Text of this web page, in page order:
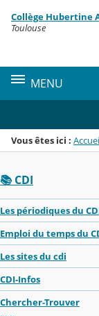
Menu de la
Contenu
Collège Hubertine
Toulouse
MENU
Vous êtes ici :
📚 CDI
Les périodiques du
Emploi du temps du
Les sites du cdi
CDI-Infos
Chercher-Trouver